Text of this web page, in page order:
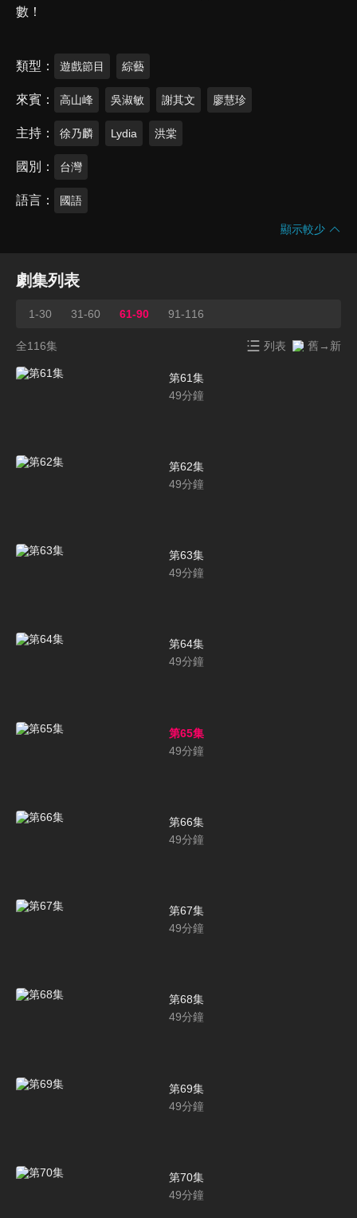
數！
類型 遊戲節目 綜藝
來賓 高山峰 吳淑敏 謝其文 廖慧珍
主持 徐乃麟 Lydia 洪棠
國別 台灣
語言 國語
顯示較少
劇集列表
1-30 31-60 61-90 91-116
全116集 列表 舊→新
第61集
49分鐘
第62集
49分鐘
第63集
49分鐘
第64集
49分鐘
第65集
49分鐘
第66集
49分鐘
第67集
49分鐘
第68集
49分鐘
第69集
49分鐘
第70集
49分鐘